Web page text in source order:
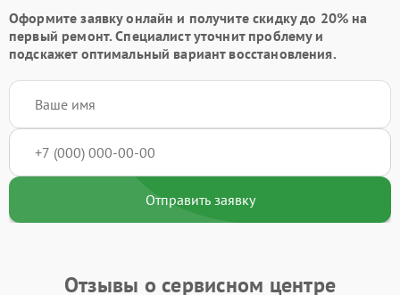
Оформите заявку онлайн и получитескидку до 20% на
первый ремонт. Специалист уточнит проблему и
подскажет оптимальный вариант восстановления.
Отправить заявку
Отзывы о сервисном центре